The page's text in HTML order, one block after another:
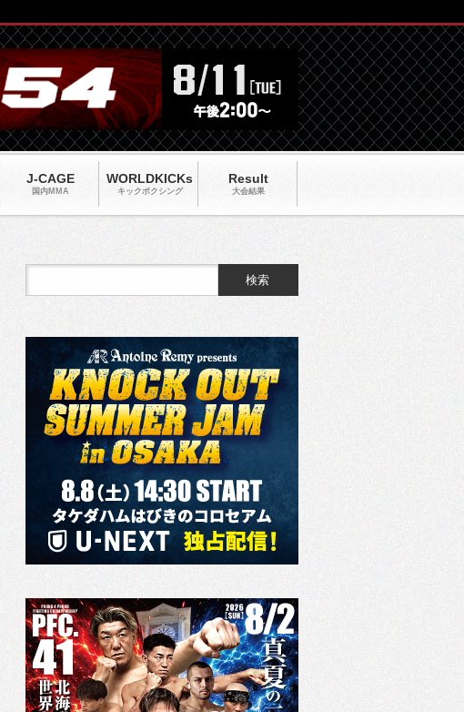
J-CAGE
国内MMA
WORLDKICKs
キックポクシング
Result
大会結果